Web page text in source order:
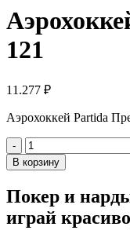
121
11.277 ₽
Аэрохоккей Partida
Количество
товара
Аэрохоккей
Премиум
121
В корзину
Покер и
играй